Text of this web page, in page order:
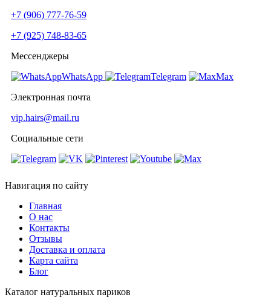
+7 (906) 777-76-59
+7 (925) 748-83-65
Мессенджеры
WhatsApp
Telegram
Мах
Электронная почта
vip.hairs@mail.ru
Социальные сети
Навигация по сайту
Главная
О нас
Контакты
Отзывы
Доставка и оплата
Карта сайта
Блог
Каталог натуральных париков